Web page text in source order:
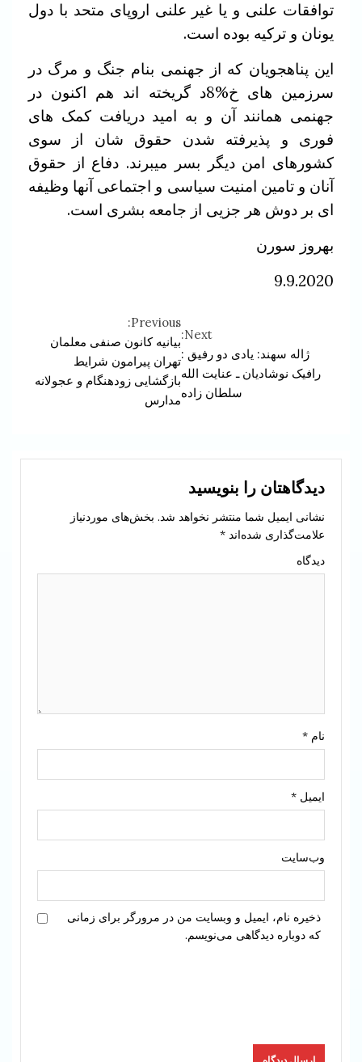
توافقات علنی و یا غیر علنی اروپای متحد با دول
یونان و ترکیه بوده است.
این پناهجویان که از جهنمی بنام جنگ و مرگ در
سرزمین های خ%8د گریخته اند هم اکنون در
جهنمی همانند آن و به امید دریافت کمک های
فوری و پذیرفته شدن حقوق شان از سوی
کشورهای امن دیگر بسر میبرند. دفاع از حقوق
آنان و تامین امنیت سیاسی و اجتماعی آنها وظیفه
ای بر دوش هر جزیی از جامعه بشری است.
بهروز سورن
9.9.2020
Reading
Previous:
بیانیه کانون صنفی معلمان
تهران پیرامون شرایط
بازگشایی زودهنگام و عجولانه
مدارس
Next:
ژاله سهند: یادی دو رفیق :
رافیک نوشادیان ـ عنایت الله
سلطان زاده
دیدگاهتان را بنویسید
نشانی ایمیل شما منتشر نخواهد شد. بخش‌های موردنیاز
علامت‌گذاری شده‌اند *
دیدگاه
نام *
ایمیل *
وب‌سایت
ذخیره نام، ایمیل و وبسایت من در مرورگر برای زمانی
که دوباره دیدگاهی می‌نویسم.